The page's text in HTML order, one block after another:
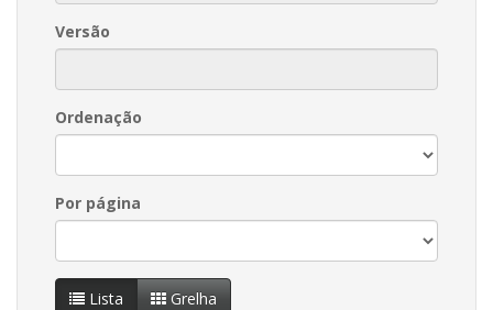
Versão
Ordenação
Por página
Lista Grelha